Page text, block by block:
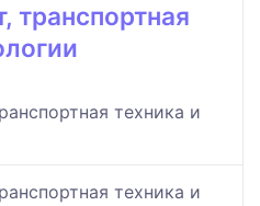
транспортная
техника и
техника и